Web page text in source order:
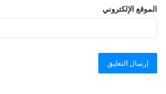
الموقع الإلكتروني